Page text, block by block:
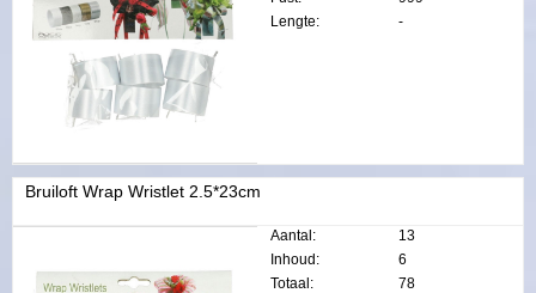
Lengte:
-
Bruiloft Wrap Wristlet 2.5*23cm
Aantal:
13
Inhoud:
6
Totaal:
78